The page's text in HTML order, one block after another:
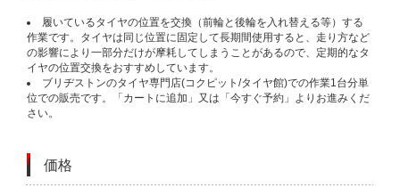
履いているタイヤの位置を交換（前輪と後輪を入れ替える等）する
作業です。タイヤは同じ位置に固定して長期間使用すると、走り方など
の影響により一部分だけが摩耗してしまうことがあるので、定期的なタ
イヤの位置交換をおすすめしています。
ブリヂストンのタイヤ専門店(コクピット/タイヤ館)での作業1台分単
位での販売です。「カートに追加」又は「今すぐ予約」よりお進みくだ
さい。
価格